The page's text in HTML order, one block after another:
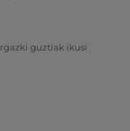
guztiak ikusi